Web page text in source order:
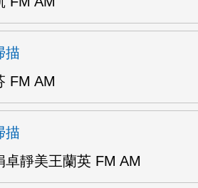
描
FM AM
描
卓靜美王蘭英 FM AM